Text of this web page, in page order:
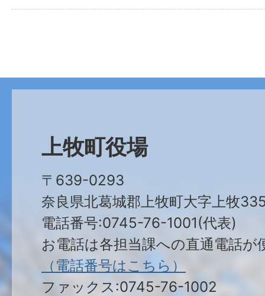
上牧町役場
〒639-0293
奈良県北葛城郡上牧町大字上牧
電話番号:0745-76-1001(代表)
お電話は各担当課への直通電話が
（電話番号はこちら）
ファックス:0745-76-1002